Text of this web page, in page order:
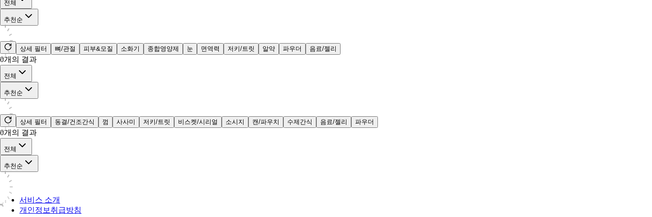
전체
추천순
상세 필터 뼈/관절 피부&모질 소화기 종합영양제 눈 면역력 저키/트릿 알약 파우더 음료/젤리
0개의 결과
전체
추천순
상세 필터 동결/건조간식 껌 사사미 저키/트릿 비스켓/시리얼 소시지 캔/파우치 수제간식 음료/젤리 파우더
0개의 결과
전체
추천순
서비스 소개
개인정보취급방침